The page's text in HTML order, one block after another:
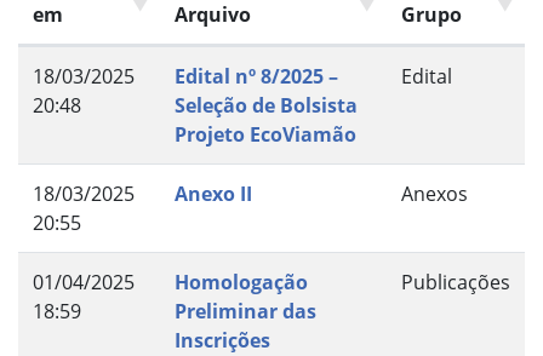
em
Arquivo Grupo
18/03/2025
20:48
Edital nº 8/2025 –
Seleção de Bolsista
Projeto EcoViamão
Edital
18/03/2025
20:55
Anexo II Anexos
01/04/2025
18:59
Homologação
Preliminar das
Inscrições
Publicações